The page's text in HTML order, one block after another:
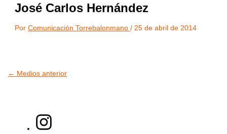
José Carlos Hernández
PorComunicación Torrebalonmano/25 de abril de 2014
← Medios anterior